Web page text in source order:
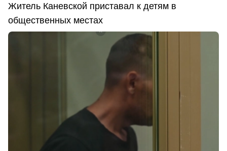
Житель Каневской приставал к детям в
общественных местах